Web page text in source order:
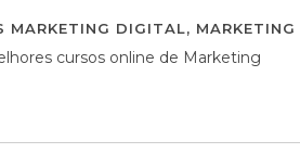
MARKETING DIGITAL,
cursos online de Marketing